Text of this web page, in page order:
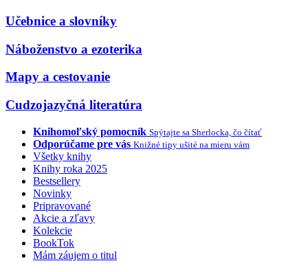
Učebnice a slovníky
Náboženstvo a ezoterika
Mapy a cestovanie
Cudzojazyčná literatúra
Knihomoľský pomocník Spýtajte sa Sherlocka, čo čítať
Odporúčame pre vás Knižné tipy ušité na mieru vám
Všetky knihy
Knihy roka 2025
Bestsellery
Novinky
Pripravované
Akcie a zľavy
Kolekcie
BookTok
Mám záujem o titul